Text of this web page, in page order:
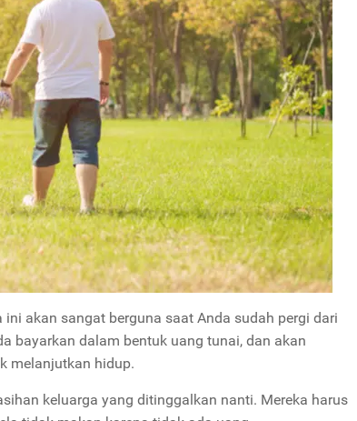
akan sangat berguna saat Anda sudah pergi dari
bayarkan dalam bentuk uang tunai, dan akan
melanjutkan hidup.
keluarga yang ditinggalkan nanti. Mereka harus